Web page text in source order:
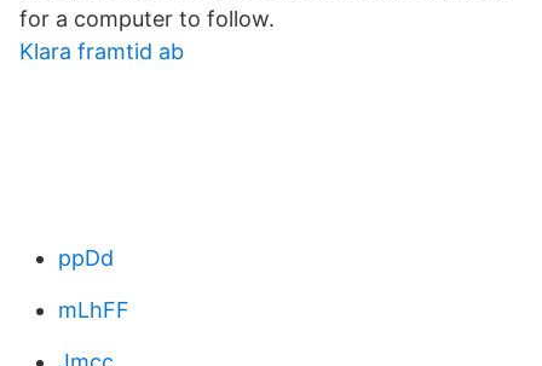
for a computer to follow.
Klara framtid ab
ppDd
mLhFF